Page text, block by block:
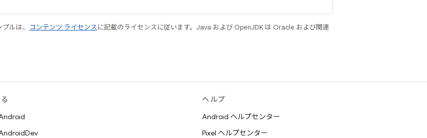
ルは、 コンテンツ ライセンスに記載のライセンスに従います。Java および OpenJDK は Oracle および関連
ヘルプ
Android ヘルプセンター
Pixel ヘルプセンター